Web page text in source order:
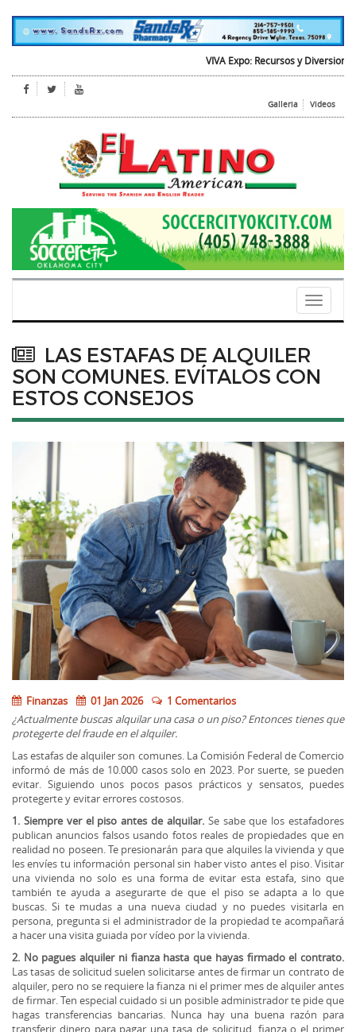
VIVA Expo: Recursos y Diversion para
Galleria Videos
Toggle
LAS ESTAFAS DE ALQUILER
SON COMUNES. EVÍTALOS CON
ESTOS CONSEJOS
Finanzas 01 Jan 2026
1 Comentarios
¿Actualmente buscas alquilar una casa o un piso? Entonces tienes que
protegerte del fraude en el alquiler.
Las estafas de alquiler son comunes. La Comisión Federal de Comercio
informó de más de 10.000 casos solo en 2023. Por suerte, se pueden
evitar. Siguiendo unos pocos pasos prácticos y sensatos, puedes
protegerte y evitar errores costosos.
1. Siempre ver el piso antes de alquilar.Se sabe que los estafadores
publican anuncios falsos usando fotos reales de propiedades que en
realidad no poseen. Te presionarán para que alquiles la vivienda y que
les envíes tu información personal sin haber visto antes el piso. Visitar
una vivienda no solo es una forma de evitar esta estafa, sino que
también te ayuda a asegurarte de que el piso se adapta a lo que
buscas. Si te mudas a una nueva ciudad y no puedes visitarla en
persona, pregunta si el administrador de la propiedad te acompañará
a hacer una visita guiada por vídeo por la vivienda.
2. No pagues alquiler ni fianza hasta que hayas firmado el contrato.
Las tasas de solicitud suelen solicitarse antes de firmar un contrato de
alquiler, pero no se requiere la fianza ni el primer mes de alquiler antes
de firmar. Ten especial cuidado si un posible administrador te pide que
hagas transferencias bancarias. Nunca hay una buena razón para
transferir dinero para pagar una tasa de solicitud, fianza o el primer